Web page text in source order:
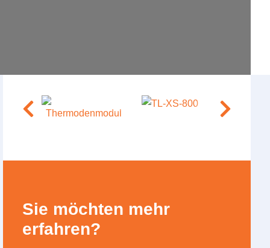
Sie möchten mehr
erfahren?